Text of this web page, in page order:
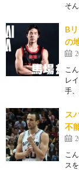
そ
B
の
こ
レ
手
ス
不
こ
ス